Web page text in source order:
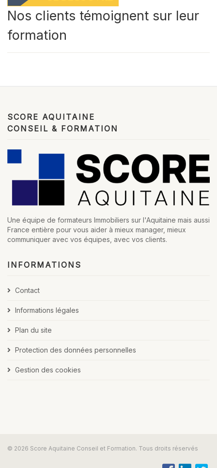
Nos clients témoignent sur leur
formation
SCORE AQUITAINE
CONSEIL & FORMATION
Une équipe de formateurs Immobiliers sur l'Aquitaine mais aussi
France entière pour vous aider à mieux manager, mieux
communiquer avec vos équipes, avec vos clients.
INFORMATIONS
Contact
Informations légales
Plan du site
Protection des données personnelles
Gestion des cookies
© 2026 Score Aquitaine Conseil et Formation. Tous droits réservés